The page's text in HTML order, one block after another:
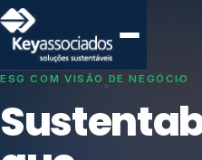
SISTEMAS DE GESTÃO